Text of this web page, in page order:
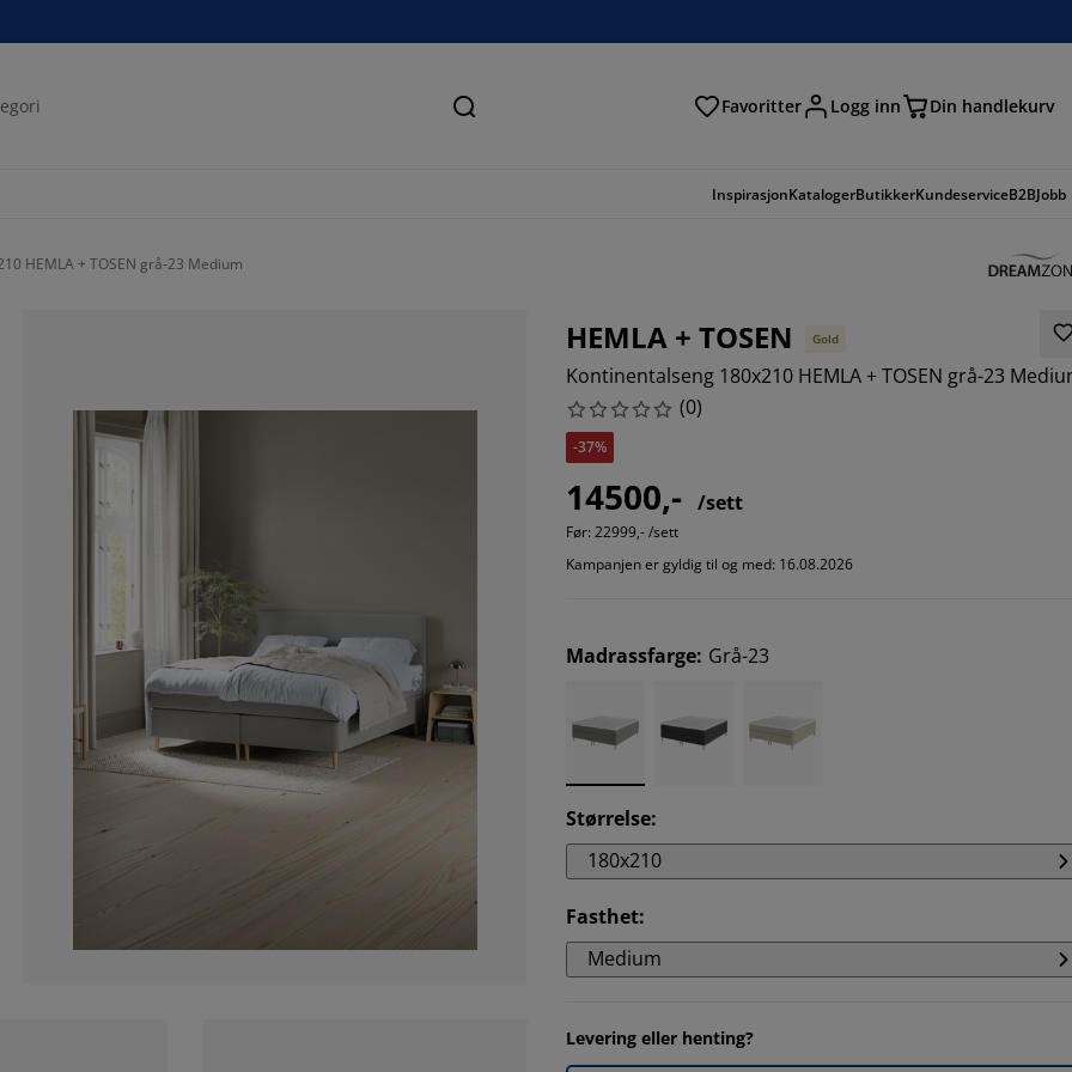
Søk Favoritter Logg inn Din handlekurv
InspirasjonKatalogerButikkerKundeserviceB2BJobb
HEMLA + TOSEN grå-23 Medium
HEMLA + TOSEN Gold
Kontinentalseng 180x210 HEMLA + TOSEN grå-23
(0)
-37%
14500,- /sett
Før: 22999,- /sett
Kampanjen er gyldig til og med: 16.08.2026
Madrassfarge: Grå-23
Størrelse:
180x210
Fasthet:
Medium
Levering eller henting?